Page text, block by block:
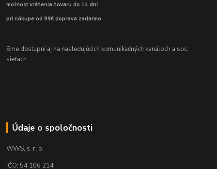
možnosť vrátenia tovaru do 14 dní
pri nákupe od 99€ doprava zadarmo
Sme dostupní aj na nasledujúcich komunikačných kanáloch a soc.
sieťach:
Údaje o spoločnosti
WWS, s. r. o.
IČO: 54 106 214